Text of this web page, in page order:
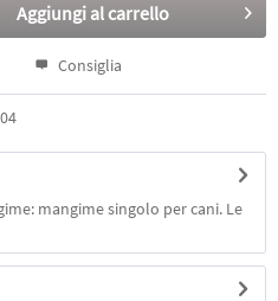
Aggiungi alcarrello
Consiglia
mangime singolo per cani. Le